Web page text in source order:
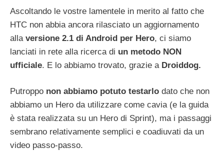
Ascoltando le vostre lamentele in merito al fatto che
HTC non abbia ancora rilasciato un aggiornamento
alla versione 2.1 di Android per Hero, ci siamo
lanciati in rete alla ricerca di un metodo NON
ufficiale. E lo abbiamo trovato, grazie a Droiddog.
Putroppo non abbiamo potuto testarlo dato che non
abbiamo un Hero da utilizzare come cavia (e la guida
è stata realizzata su un Hero di Sprint), ma i passaggi
sembrano relativamente semplici e coadiuvati da un
video passo-passo.